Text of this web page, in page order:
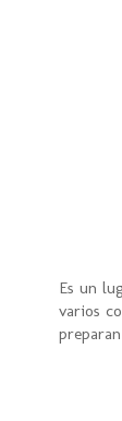
Es un
varios